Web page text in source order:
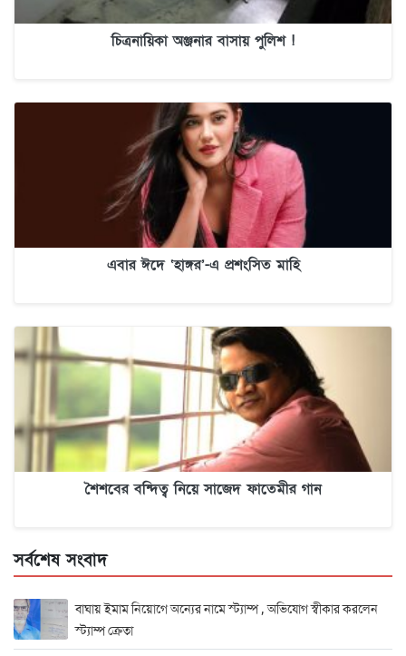
চিত্রনায়িকা অঞ্জনার বাসায় পুলিশ !
এবার ঈদে ‘হাঙ্গর’-এ প্রশংসিত মাহি
শৈশবের বন্দিত্ব নিয়ে সাজেদ ফাতেমীর গান
সর্বশেষ সংবাদ
বাঘায় ইমাম নিয়োগে অন্যের নামে স্ট্যাম্প , অভিযোগ স্বীকার করলেন
স্ট্যাম্প ক্রেতা